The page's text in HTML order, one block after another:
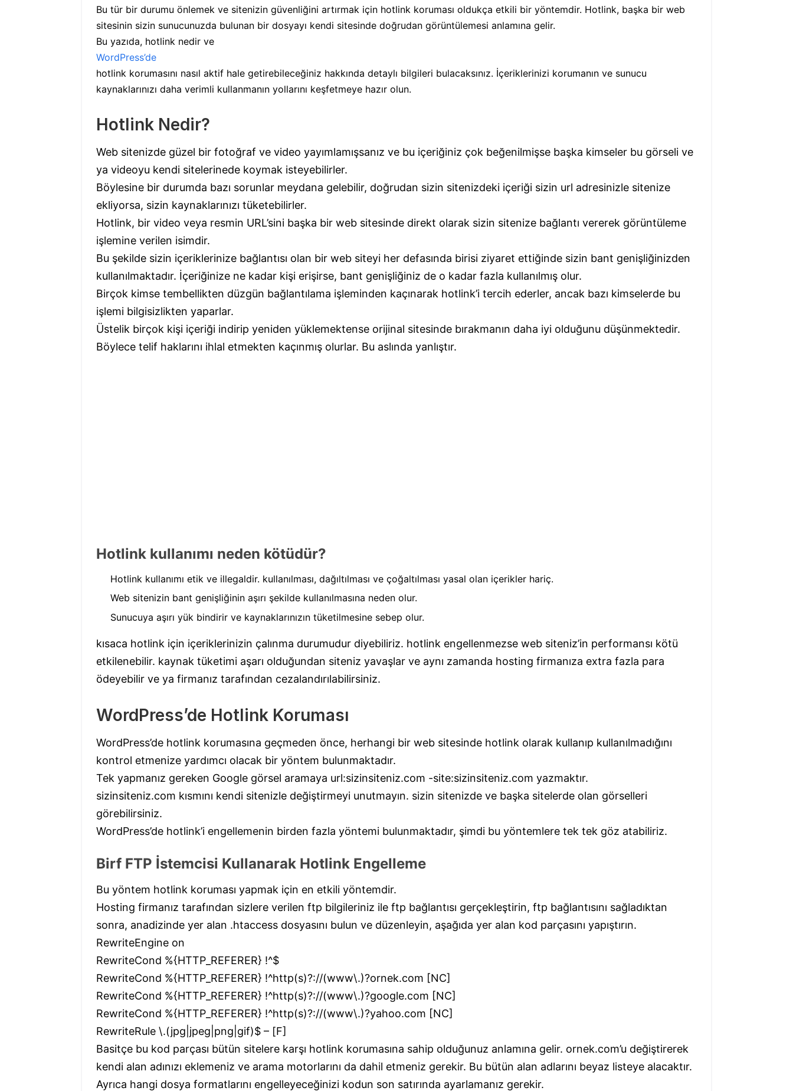
Bu tür bir durumu önlemek ve sitenizin güvenliğini artırmak için hotlink koruması oldukça etkili bir yöntemdir. Hotlink, başka bir web
sitesinin sizin sunucunuzda bulunan bir dosyayı kendi sitesinde doğrudan görüntülemesi anlamına gelir.
Bu yazıda, hotlink nedir ve
WordPress’de
hotlink korumasını nasıl aktif hale getirebileceğiniz hakkında detaylı bilgileri bulacaksınız. İçeriklerinizi korumanın ve sunucu
kaynaklarınızı daha verimli kullanmanın yollarını keşfetmeye hazır olun.
Hotlink Nedir?
Web sitenizde güzel bir fotoğraf ve video yayımlamışsanız ve bu içeriğiniz çok beğenilmişse başka kimseler bu görseli ve
ya videoyu kendi sitelerinede koymak isteyebilirler.
Böylesine bir durumda bazı sorunlar meydana gelebilir, doğrudan sizin sitenizdeki içeriği sizin url adresinizle sitenize
ekliyorsa, sizin kaynaklarınızı tüketebilirler.
Hotlink, bir video veya resmin URL’sini başka bir web sitesinde direkt olarak sizin sitenize bağlantı vererek görüntüleme
işlemine verilen isimdir.
Bu şekilde sizin içeriklerinize bağlantısı olan bir web siteyi her defasında birisi ziyaret ettiğinde sizin bant genişliğinizden
kullanılmaktadır. İçeriğinize ne kadar kişi erişirse, bant genişliğiniz de o kadar fazla kullanılmış olur.
Birçok kimse tembellikten düzgün bağlantılama işleminden kaçınarak hotlink’i tercih ederler, ancak bazı kimselerde bu
işlemi bilgisizlikten yaparlar.
Üstelik birçok kişi içeriği indirip yeniden yüklemektense orijinal sitesinde bırakmanın daha iyi olduğunu düşünmektedir.
Böylece telif haklarını ihlal etmekten kaçınmış olurlar. Bu aslında yanlıştır.
Hotlink kullanımı neden kötüdür?
Hotlink kullanımı etik ve illegaldir. kullanılması, dağıltılması ve çoğaltılması yasal olan içerikler hariç.
Web sitenizin bant genişliğinin aşırı şekilde kullanılmasına neden olur.
Sunucuya aşırı yük bindirir ve kaynaklarınızın tüketilmesine sebep olur.
kısaca hotlink için içeriklerinizin çalınma durumudur diyebiliriz. hotlink engellenmezse web siteniz’in performansı kötü
etkilenebilir. kaynak tüketimi aşarı olduğundan siteniz yavaşlar ve aynı zamanda hosting firmanıza extra fazla para
ödeyebilir ve ya firmanız tarafından cezalandırılabilirsiniz.
WordPress’de Hotlink Koruması
WordPress’de hotlink korumasına geçmeden önce, herhangi bir web sitesinde hotlink olarak kullanıp kullanılmadığını
kontrol etmenize yardımcı olacak bir yöntem bulunmaktadır.
Tek yapmanız gereken Google görsel aramaya url:sizinsiteniz.com -site:sizinsiteniz.com yazmaktır.
sizinsiteniz.com kısmını kendi sitenizle değiştirmeyi unutmayın. sizin sitenizde ve başka sitelerde olan görselleri
görebilirsiniz.
WordPress’de hotlink’i engellemenin birden fazla yöntemi bulunmaktadır, şimdi bu yöntemlere tek tek göz atabiliriz.
Birf FTP İstemcisi Kullanarak Hotlink Engelleme
Bu yöntem hotlink koruması yapmak için en etkili yöntemdir.
Hosting firmanız tarafından sizlere verilen ftp bilgileriniz ile ftp bağlantısı gerçekleştirin, ftp bağlantısını sağladıktan
sonra, anadizinde yer alan .htaccess dosyasını bulun ve düzenleyin, aşağıda yer alan kod parçasını yapıştırın.
RewriteEngine on
RewriteCond %{HTTP_REFERER} !^$
RewriteCond %{HTTP_REFERER} !^http(s)?://(www\.)?ornek.com [NC]
RewriteCond %{HTTP_REFERER} !^http(s)?://(www\.)?google.com [NC]
RewriteCond %{HTTP_REFERER} !^http(s)?://(www\.)?yahoo.com [NC]
RewriteRule \.(jpg|jpeg|png|gif)$ – [F]
Basitçe bu kod parçası bütün sitelere karşı hotlink korumasına sahip olduğunuz anlamına gelir. ornek.com’u değiştirerek
kendi alan adınızı eklemeniz ve arama motorlarını da dahil etmeniz gerekir. Bu bütün alan adlarını beyaz listeye alacaktır.
Ayrıca hangi dosya formatlarını engelleyeceğinizi kodun son satırında ayarlamanız gerekir.